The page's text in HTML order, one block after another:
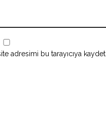
adresimi bu tarayıcıya kaydet.